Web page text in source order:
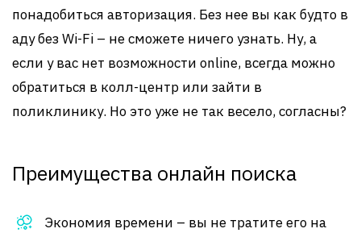
понадобиться авторизация. Без нее вы как будто в
аду без Wi-Fi – не сможете ничего узнать. Ну, а
если у вас нет возможности online, всегда можно
обратиться в колл-центр или зайти в
поликлинику. Но это уже не так весело, согласны?
Преимущества онлайн поиска
Экономия времени – вы не тратите его на